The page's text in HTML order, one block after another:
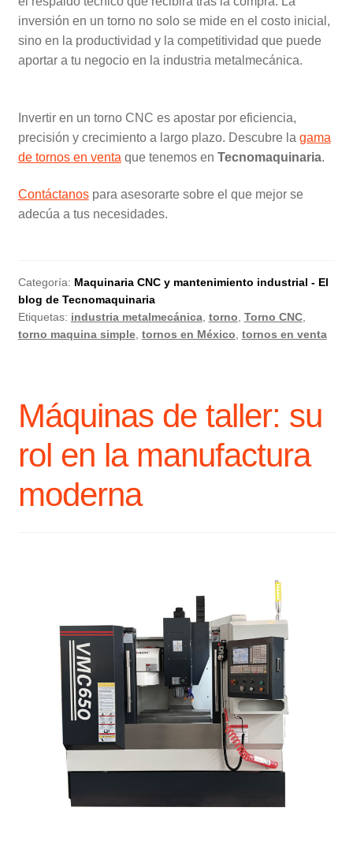
inversión en un torno no solo se mide en el costo inicial,
sino en la productividad y la competitividad que puede
aportar a tu negocio en la industria metalmecánica.
Invertir en un torno CNC es apostar por eficiencia,
precisión y crecimiento a largo plazo. Descubre la gama
de tornos en venta que tenemos en Tecnomaquinaria.
Contáctanospara asesorarte sobre el que mejor se
adecúa a tus necesidades.
Categoría: Maquinaria CNC y mantenimiento industrial - El
blog de Tecnomaquinaria
Etiquetas: industria metalmecánica, torno Torno CNC,
torno maquina simple, tornos en México tornos en venta
Máquinas de taller: su
rol en la manufactura
moderna